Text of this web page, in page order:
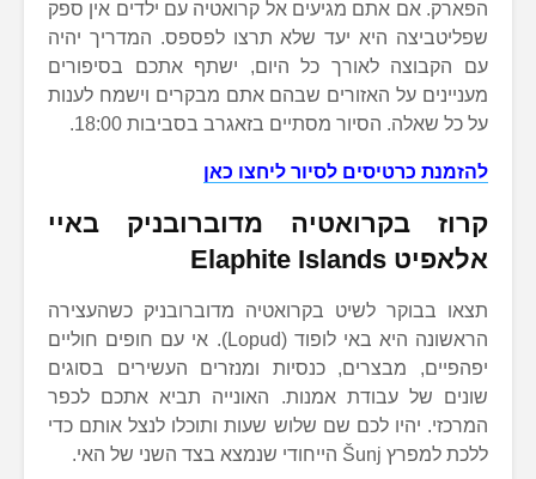
הפארק. אם אתם מגיעים אל קרואטיה עם ילדים אין ספק
שפליטביצה היא יעד שלא תרצו לפספס. המדריך יהיה
עם הקבוצה לאורך כל היום, ישתף אתכם בסיפורים
מעניינים על האזורים שבהם אתם מבקרים וישמח לענות
על כל שאלה. הסיור מסתיים בזאגרב בסביבות 18:00.
להזמנת כרטיסים לסיור ליחצו כאן
קרוז בקרואטיה מדוברובניק באיי
אלאפיט Elaphite Islands
תצאו בבוקר לשיט בקרואטיה מדוברובניק כשהעצירה
הראשונה היא באי לופוד (Lopud). אי עם חופים חוליים
יפהפיים, מבצרים, כנסיות ומנזרים העשירים בסוגים
שונים של עבודת אמנות. האונייה תביא אתכם לכפר
המרכזי. יהיו לכם שם שלוש שעות ותוכלו לנצל אותם כדי
ללכת למפרץ Šunj הייחודי שנמצא בצד השני של האי.